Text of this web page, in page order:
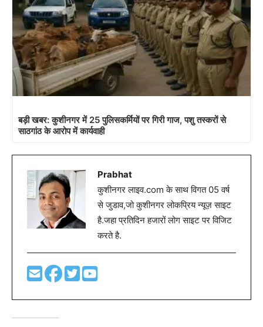
बड़ी खबर: कुशीनगर में 25 पुलिसकर्मियों पर गिरी गाज, पशु तस्करों से
साठगांठ के आरोप में कार्यवाही
Prabhat
कुशीनगर लाइव.com के साथ विगत 05 वर्ष
से जुडाव,जो कुशीनगर लोकप्रिय न्यूज़ साइट
है.जहा प्रतिदिन हजारों लोग साइट पर विजिट
करते है.